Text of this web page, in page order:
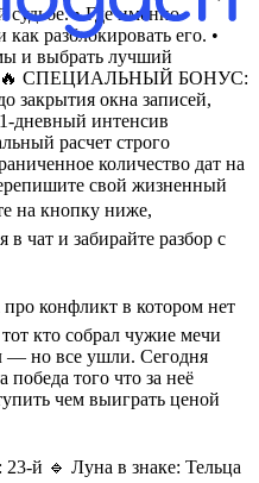
судьбе. • Где именно
разблокировать его. •
и выбрать лучший
🔥 СПЕЦИАЛЬНЫЙ БОНУС:
закрытия окна записей,
дневный интенсив
расчет строго
количество дат на
свой жизненный
на кнопку ниже,
чат и забирайте разбор с
конфликт в котором нет
кто собрал чужие мечи
— но все ушли. Сегодня
победа того что за неё
чем выиграть ценой
й 🔹 Луна в знаке: Тельца